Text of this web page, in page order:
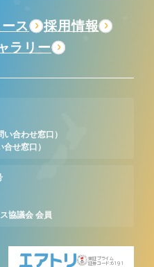
い合わせ窓口）
合せ窓口）
協議会 会員
東証プライム
証券コード:6191
ス
採用情報
ラリー